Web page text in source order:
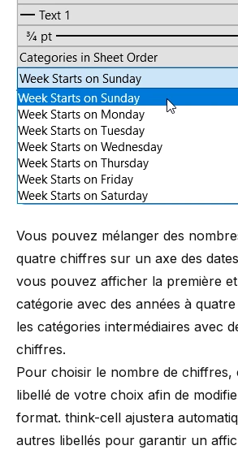
Vous pouvez mélanger des
quatre chiffres sur un axe des
vous pouvez afficher la première
catégorie avec des années à
les catégories intermédiaires avec
chiffres.
Pour choisir le nombre de chiffres,
libellé de votre choix afin de
format. think-cell ajustera
autres libellés pour garantir un